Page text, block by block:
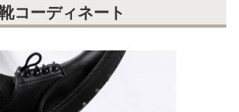
コーディネート